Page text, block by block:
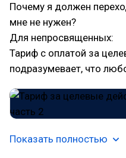
Почему я должен
мне не нужен?
Для непросвященных:
Тариф с оплатой за
подразумевает, что
Показать полностью